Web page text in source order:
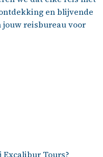
en blijvende
reisbureau voor
Excalibur Tours?